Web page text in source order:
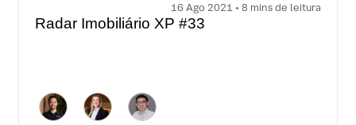
16 Ago 2021 • 8 mins de leitura
Radar Imobiliário XP #33